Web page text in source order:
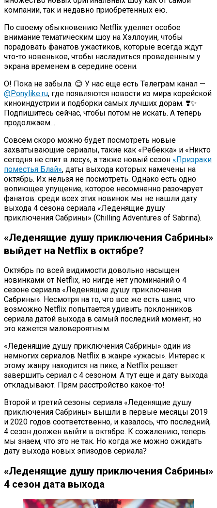
компании, так и недавно приобретенных ею.
По своему обыкновению Netflix уделяет особое
внимание тематическим шоу на Хэллоуин, чтобы
порадовать фанатов ужастиков, которые всегда ждут
что-то новенькое, чтобы насладиться проведенным у
экрана временем в середине осени.
О! Пока не забыла. 😊 У нас еще есть Телеграм канал —
@Ponylike.ru, где появляются новости из мира корейской
киноиндустрии и подборки самых лучших дорам. ❣️✨
Подпишитесь сейчас, чтобы потом не искать. А теперь
продолжаем…
Совсем скоро можно будет посмотреть новые
захватывающие сериалы, такие как «Ребекка» и «Никто
сегодня не спит в лесу», а также новый сезон «Призраки
поместья Блай», даты выхода которых намечены на
октябрь. Их нельзя не посмотреть. Однако есть одно
вопиющее упущение, которое несомненно разочарует
фанатов: среди всех этих новинок мы не нашли дату
выхода 4 сезона сериала «Леденящие душу
приключения Сабрины» (Chilling Adventures of Sabrina).
«Леденящие душу приключения Сабрины»
выйдет на Netflix в октябре?
Октябрь по всей видимости довольно насыщен
новинками от Netflix, но нигде нет упоминаний о 4
сезоне сериала «Леденящие душу приключения
Сабрины». Несмотря на то, что все же есть шанс, что
возможно Netflix попытается удивить поклонников
сериала датой выхода в самый последний момент, но
это кажется маловероятным.
«Леденящие душу приключения Сабрины» один из
немногих сериалов Netflix в жанре «ужасы». Интерес к
этому жанру находится на пике, а Netflix решает
завершить сериал с 4 сезоном. А тут еще и дату выхода
откладывают. Прям расстройство какое-то!
Второй и третий сезоны сериала «Леденящие душу
приключения Сабрины» вышли в первые месяцы 2019
и 2020 годов соответственно, и казалось, что последний,
4 сезон должен выйти в октябре. К сожалению, теперь
мы знаем, что это не так. Но когда же можно ожидать
дату выхода новых эпизодов сериала?
«Леденящие душу приключения Сабрины»
4 сезон дата выхода